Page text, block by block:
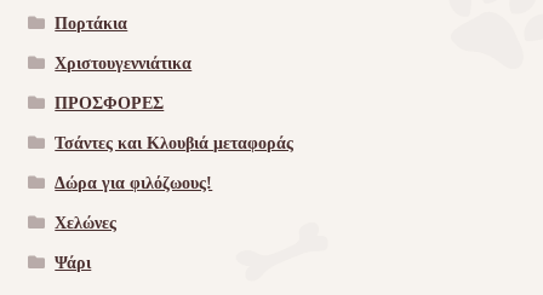
Πορτάκια
Χριστουγεννιάτικα
ΠΡΟΣΦΟΡΕΣ
Τσάντες και Κλουβιά μεταφοράς
Δώρα για φιλόζωους!
Χελώνες
Ψάρι